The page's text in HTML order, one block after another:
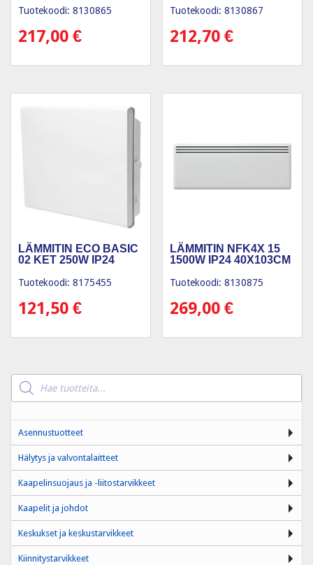
Tuotekoodi: 8130865
217,00 €
Tuotekoodi: 8130867
212,70€
LÄMMITIN ECO BASIC
02 KET 250W IP24
Tuotekoodi: 8175455
121,50 €
LÄMMITIN NFK4X 15
1500W IP24 40X103CM
Tuotekoodi: 8130875
269,00€
Products
search
Asennustuotteet
Hälytys ja valvontalaitteet
Kaapelinsuojaus ja -liitostarvikkeet
Kaapelit ja johdot
Keskukset ja keskustarvikkeet
Kiinnitystarvikkeet